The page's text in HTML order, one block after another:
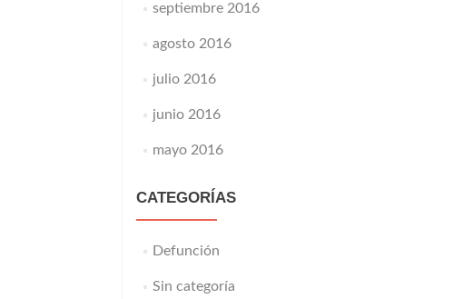
septiembre 2016
agosto 2016
julio 2016
junio 2016
mayo 2016
CATEGORÍAS
Defunción
Sin categoría